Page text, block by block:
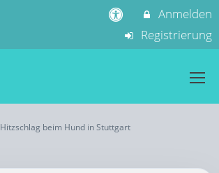
Anmelden
Registrierung
Hitzschlag beim Hund in Stuttgart